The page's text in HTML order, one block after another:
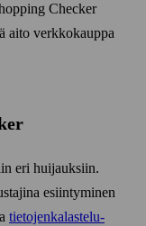
Checker
aito verkko­kauppa
eri huijauksiin.
esiintyminen
tietojen­kalastelu­